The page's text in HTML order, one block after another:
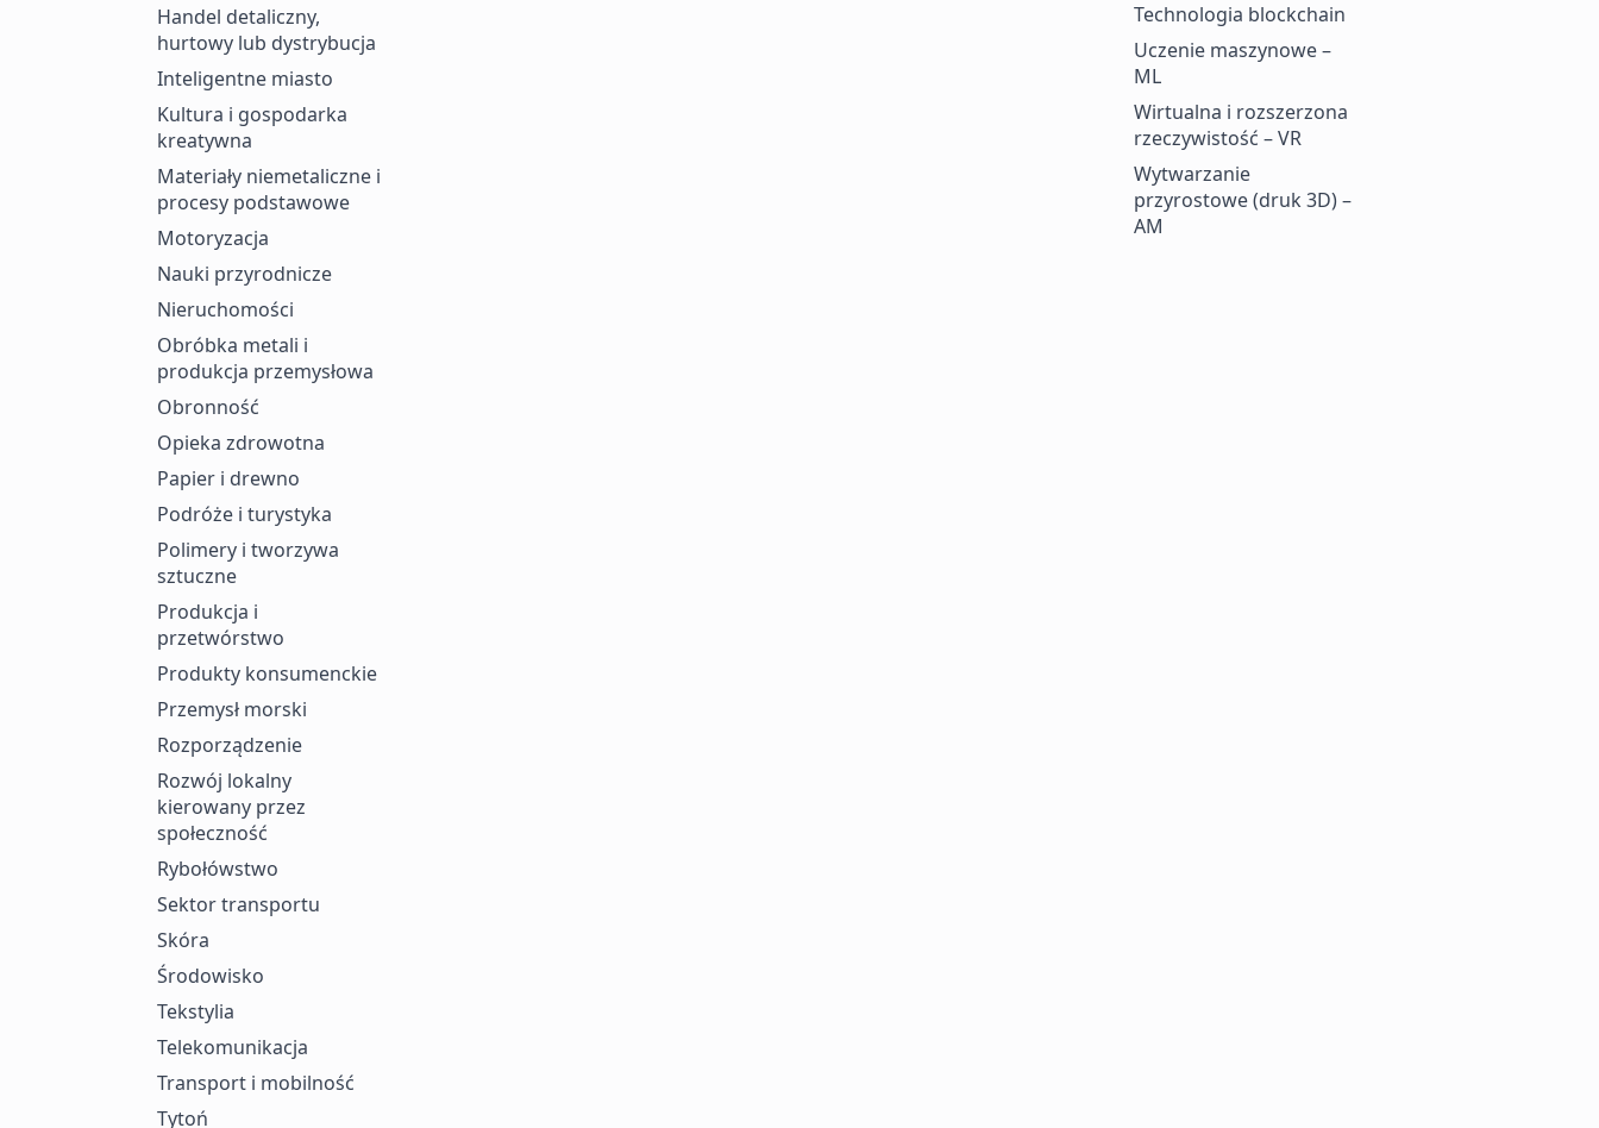
Handel detaliczny,
hurtowy lub dystrybucja
Inteligentne miasto
Kultura i gospodarka
kreatywna
Materiały niemetaliczne i
procesy podstawowe
Motoryzacja
Nauki przyrodnicze
Nieruchomości
Obróbka metali i
produkcja przemysłowa
Obronność
Opieka zdrowotna
Papier i drewno
Podróże i turystyka
Polimery i tworzywa
sztuczne
Produkcja i
przetwórstwo
Produkty konsumenckie
Przemysł morski
Rozporządzenie
Rozwój lokalny
kierowany przez
społeczność
Rybołówstwo
Sektor transportu
Skóra
Środowisko
Tekstylia
Telekomunikacja
Transport i mobilność
Tytoń
Technologia blockchain
Uczenie maszynowe –
ML
Wirtualna i rozszerzona
rzeczywistość – VR
Wytwarzanie
przyrostowe (druk 3D) –
AM